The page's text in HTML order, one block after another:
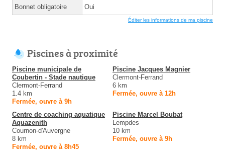
Bonnet obligatoire Oui
Éditer les informations de ma piscine
Piscines à proximité
Piscine municipale de
Coubertin - Stade nautique
Clermont-Ferrand
1.4 km
Fermée, ouvre à 9h
Piscine Jacques Magnier
Clermont-Ferrand
6 km
Fermée, ouvre à 12h
Centre de coaching aquatique
Aquazenith
Cournon-d'Auvergne
8 km
Fermée, ouvre à 8h45
Piscine Marcel Boubat
Lempdes
10 km
Fermée, ouvre à 9h